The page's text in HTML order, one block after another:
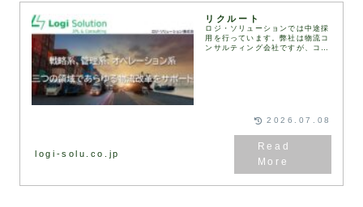
リクルート
ロジ・ソリューションでは中途採
用を行っています。弊社は物流コ
ンサルティング会社ですが、コン
logi-solu.co.jp
2026.07.08